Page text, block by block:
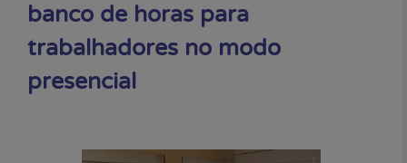
banco de horas para
trabalhadores no modo
presencial